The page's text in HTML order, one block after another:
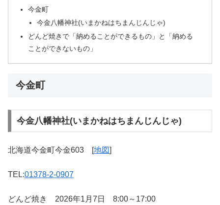
今金町
今金八幡神社(いまかねはちまんじんじゃ)
どんど焼きで「納めることができるもの」と「納める
ことができないもの」
今金町
今金八幡神社(いまかねはちまんじんじゃ)
北海道今金町今金603 [地図]
TEL:01378-2-0907
どんど焼き 2026年1月7日 8:00～17:00